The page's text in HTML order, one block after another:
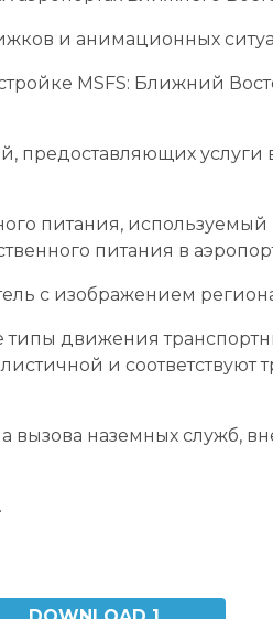
и анимационных
MSFS: Ближний
предоставляющих услуги
питания, используемый
питания в
с изображением
движения
и соответствуют
вызова наземных служб,